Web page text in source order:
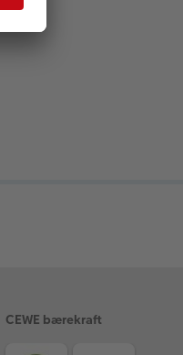
CEWE bærekraft